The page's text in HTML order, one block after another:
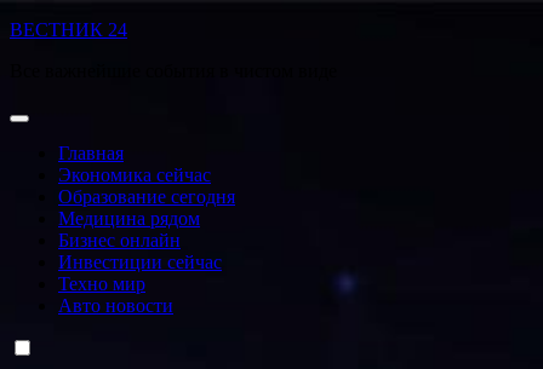
Перейти
ВЕСТНИК 24
Главная
Экономика сейчас
Образование сегодня
Медицина рядом
Бизнес онлайн
Инвестиции сейчас
Техно мир
Авто новости